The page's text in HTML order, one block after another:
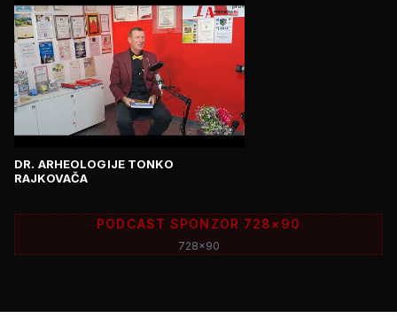
DR. ARHEOLOGIJE TONKO
RAJKOVAČA
PODCAST SPONZOR 728×90
728x90